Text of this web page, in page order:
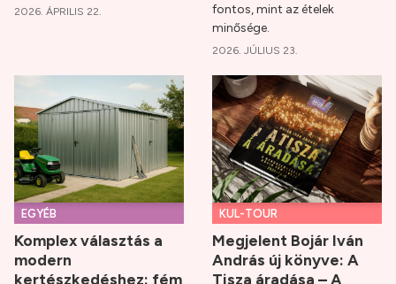
2026. ÁPRILIS 22.
fontos, mint az ételek
minősége.
2026. JÚLIUS 23.
EGYÉB
Komplex választás a
modern
kertészkedéshez: fém
KUL-TOUR
Megjelent Bojár Iván
András új könyve: A
Tisza áradása – A